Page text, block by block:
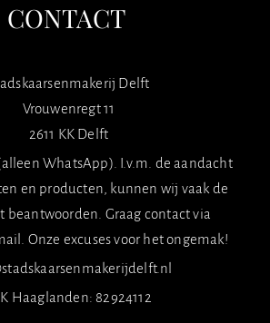
CONTACT
Delft
Vrouwenregt 11
2611 KK Delft
WhatsApp). I.v.m. de aandacht
en producten, kunnen wij vaak de
beantwoorden. Graag contact via
Onze excuses voor het ongemak!
Haaglanden: 82924112